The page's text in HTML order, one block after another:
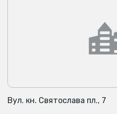
Вул. кн. Святослава пл., 7